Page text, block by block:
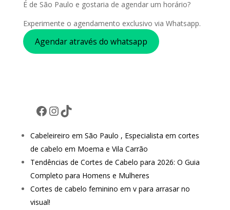
É de São Paulo e gostaria de agendar um horário?
Experimente o agendamento exclusivo via Whatsapp.
Agendar através do whatsapp
Facebook
Instagram
TikTok
Cabeleireiro em São Paulo , Especialista em cortes
de cabelo em Moema e Vila Carrão
Tendências de Cortes de Cabelo para 2026: O Guia
Completo para Homens e Mulheres
Cortes de cabelo feminino em v para arrasar no
visual!